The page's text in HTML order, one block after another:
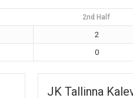
2nd Half
2
0
JK Tallinna